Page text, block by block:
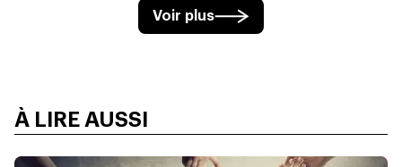
Voir plus
À LIRE AUSSI